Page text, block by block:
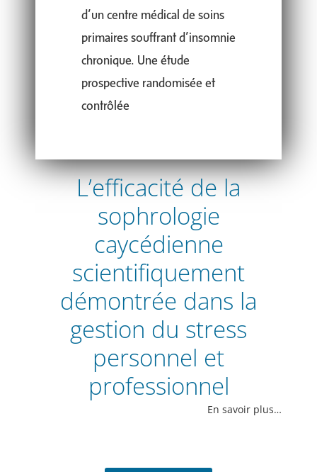
d’un centre médical de soins
primaires souffrant d’insomnie
chronique. Une étude
prospective randomisée et
contrôlée
L’efficacité de la
sophrologie
caycédienne
scientifiquement
démontrée dans la
gestion du stress
personnel et
professionnel
En savoir plus…